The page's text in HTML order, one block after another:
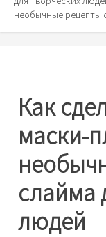
необычные рецепты
Как
маски-
слайма
людей